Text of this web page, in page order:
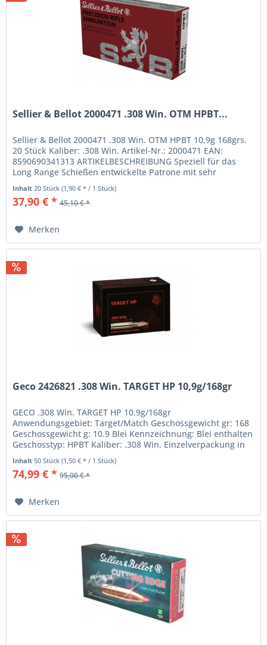
Sellier & Bellot 2000471 .308 Win. OTM HPBT...
Sellier & Bellot 2000471 .308 Win. OTM HPBT 10,9g 168grs.
20 Stück Kaliber: .308 Win. Artikel-Nr.: 2000471 EAN:
8590690341313 ARTIKELBESCHREIBUNG Speziell für das
Long Range Schießen entwickelte Patrone mit sehr
Inhalt20 Stück(1,90 € * / 1 Stück)
37,90 € * 45,10 € *
Merken
Geco 2426821 .308 Win. TARGET HP 10,9g/168gr
GECO .308 Win. TARGET HP 10,9g/168gr
Anwendungsgebiet: Target/Match Geschossgewicht gr: 168
Geschossgewicht g: 10.9 Blei Kennzeichnung: Blei enthalten
Geschosstyp: HPBT Kaliber: .308 Win. Einzelverpackung in
Inhalt 50 Stück(1,50 € * / 1 Stück)
74,99 € * 95,00 € *
Merken